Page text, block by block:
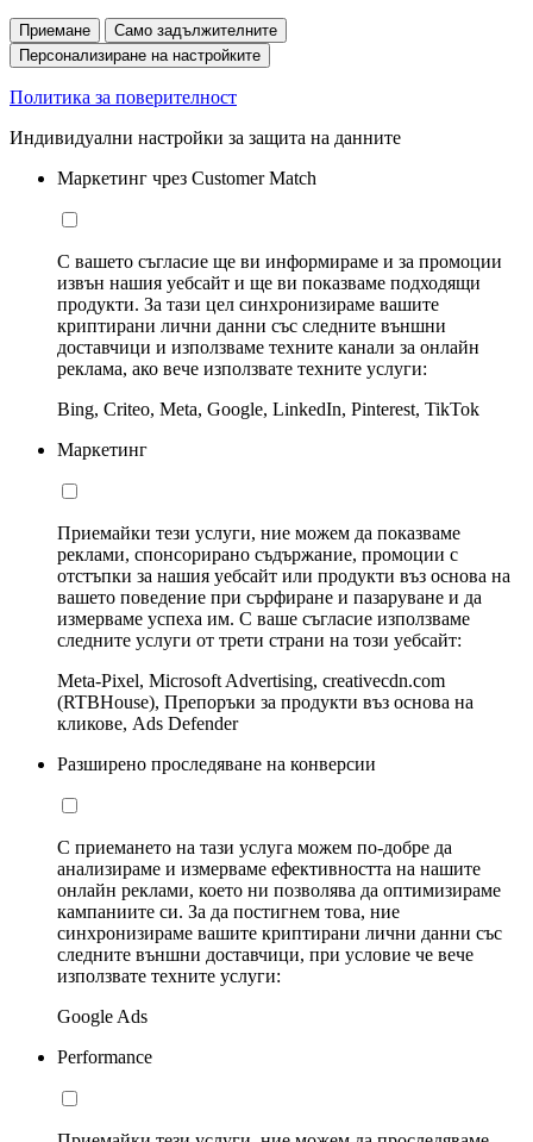
Приемане
Само задължителните
Персонализиране на настройките
Политика за поверителност
Индивидуални настройки за защита на данните
Маркетинг чрез Customer Match
С вашето съгласие ще ви информираме и за промоции
извън нашия уебсайт и ще ви показваме подходящи
продукти. За тази цел синхронизираме вашите
криптирани лични данни със следните външни
доставчици и използваме техните канали за онлайн
реклама, ако вече използвате техните услуги:
Bing, Criteo, Meta, Google, LinkedIn, Pinterest, TikTok
Маркетинг
Приемайки тези услуги, ние можем да показваме
реклами, спонсорирано съдържание, промоции с
отстъпки за нашия уебсайт или продукти въз основа на
вашето поведение при сърфиране и пазаруване и да
измерваме успеха им. С ваше съгласие използваме
следните услуги от трети страни на този уебсайт:
Meta-Pixel, Microsoft Advertising, creativecdn.com
(RTBHouse), Препоръки за продукти въз основа на
кликове, Ads Defender
Разширено проследяване на конверсии
С приемането на тази услуга можем по-добре да
анализираме и измерваме ефективността на нашите
онлайн реклами, което ни позволява да оптимизираме
кампаниите си. За да постигнем това, ние
синхронизираме вашите криптирани лични данни със
следните външни доставчици, при условие че вече
използвате техните услуги:
Google Ads
Performance